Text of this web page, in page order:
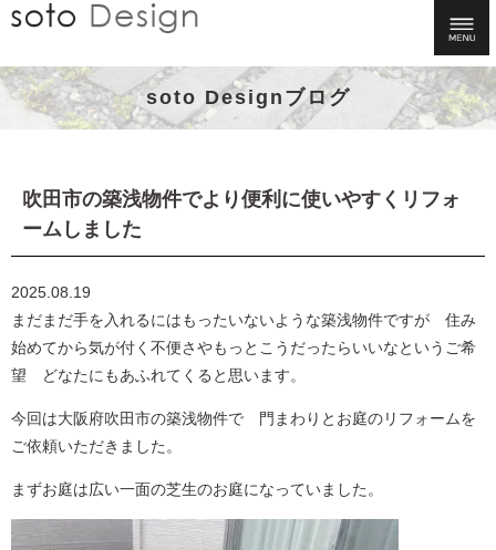
soto Designブログ
吹田市の築浅物件でより便利に使いやすくリフォ
ームしました
2025.08.19
まだまだ手を入れるにはもったいないような築浅物件ですが 住み
始めてから気が付く不便さやもっとこうだったらいいなというご希
望 どなたにもあふれてくると思います。
今回は大阪府吹田市の築浅物件で 門まわりとお庭のリフォームを
ご依頼いただきました。
まずお庭は広い一面の芝生のお庭になっていました。